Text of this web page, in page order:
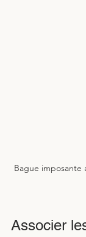
Bague imposante
Associer